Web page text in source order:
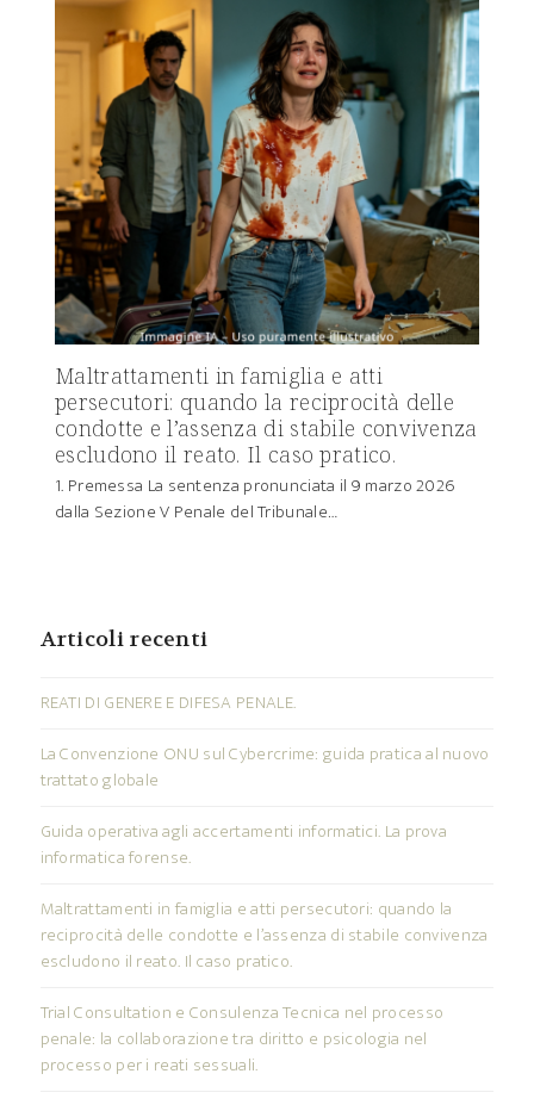
Maltrattamenti in famiglia e atti
persecutori: quando la reciprocità delle
condotte e l’assenza di stabile convivenza
escludono il reato. Il caso pratico.
1. Premessa La sentenza pronunciata il 9 marzo 2026
dalla Sezione V Penale del Tribunale…
Articoli recenti
REATI DI GENERE E DIFESA PENALE.
La Convenzione ONU sul Cybercrime: guida pratica al nuovo
trattato globale
Guida operativa agli accertamenti informatici. La prova
informatica forense.
Maltrattamenti in famiglia e atti persecutori: quando la
reciprocità delle condotte e l’assenza di stabile convivenza
escludono il reato. Il caso pratico.
Trial Consultation e Consulenza Tecnica nel processo
penale: la collaborazione tra diritto e psicologia nel
processo per i reati sessuali.